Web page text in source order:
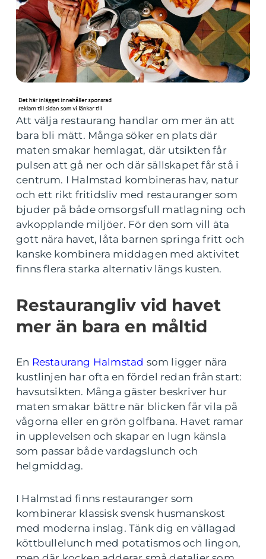
Att välja restaurang handlar om mer än att
bara bli mätt. Många söker en plats där
maten smakar hemlagat, där utsikten får
pulsen att gå ner och där sällskapet får stå i
centrum. I Halmstad kombineras hav, natur
och ett rikt fritidsliv med restauranger som
bjuder på både omsorgsfull matlagning och
avkopplande miljöer. För den som vill äta
gott nära havet, låta barnen springa fritt och
kanske kombinera middagen med aktivitet
finns flera starka alternativ längs kusten.
Restaurangliv vid havet
mer än bara en måltid
En Restaurang Halmstad som ligger nära
kustlinjen har ofta en fördel redan från start:
havsutsikten. Många gäster beskriver hur
maten smakar bättre när blicken får vila på
vågorna eller en grön golfbana. Havet ramar
in upplevelsen och skapar en lugn känsla
som passar både vardagslunch och
helgmiddag.
I Halmstad finns restauranger som
kombinerar klassisk svensk husmanskost
med moderna inslag. Tänk dig en vällagad
köttbullelunch med potatismos och lingon,